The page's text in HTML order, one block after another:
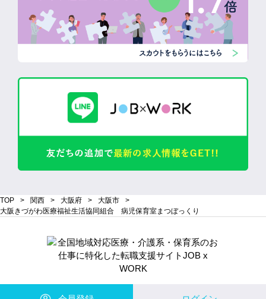
TOP 関西 大阪府
大阪市
大阪きづがわ医療福祉生活協同組合 病児保育室まつぼっくり